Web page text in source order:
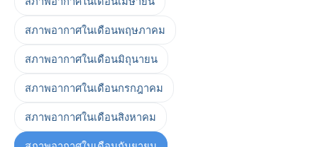
สภาพอากาศในเดือนพฤษภาคม
สภาพอากาศในเดือนมิถุนายน
สภาพอากาศในเดือนกรกฎาคม
สภาพอากาศในเดือนสิงหาคม